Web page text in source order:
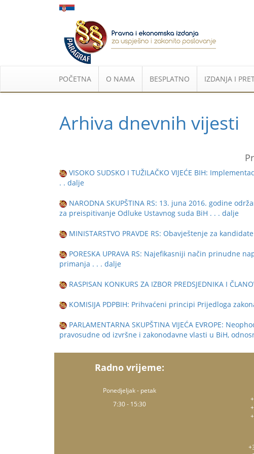
POČETNA O NAMA BESPLATNO IZDANJA I
Arhiva dnevnih vijesti
VISOKO SUDSKO I TUŽILAČKO VIJEĆE BIH:
. . dalje
NARODNA SKUPŠTINA RS: 13. juna 2016. godine
za preispitivanje Odluke Ustavnog suda BiH . . . dalje
MINISTARSTVO PRAVDE RS: Obavještenje za
PORESKA UPRAVA RS: Najefikasniji način prinudne
primanja . . . dalje
RASPISAN KONKURS ZA IZBOR PREDSJEDNIKA I
KOMISIJA PDPBIH: Prihvaćeni principi Prijedloga
PARLAMENTARNA SKUPŠTINA VIJEĆA EVROPE:
pravosudne od izvršne i zakonodavne vlasti u BiH,
Radno vrijeme:
Ponedjeljak - petak
7:30 - 15:30